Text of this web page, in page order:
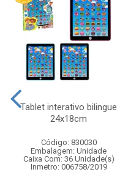
Tablet interativo bilingue
24x18cm
Código: 830030
Embalagem: Unidade
Caixa Com: 36 Unidade(s)
Inmetro: 006758/2019